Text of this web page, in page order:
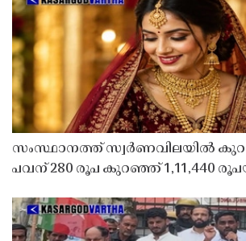
സംസ്ഥാനത്ത് സ്വർണവിലയിൽ
പവന് 280 രൂപ കുറഞ്ഞ് 1,11,440